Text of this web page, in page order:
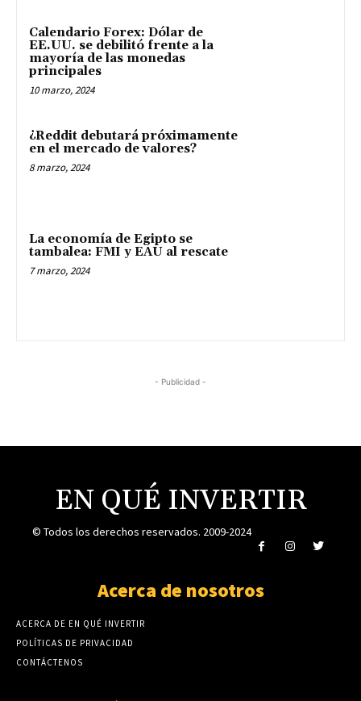
Calendario Forex: Dólar de
EE.UU. se debilitó frente a la
mayoría de las monedas
principales
10 marzo, 2024
¿Reddit debutará próximamente
en el mercado de valores?
8 marzo, 2024
La economía de Egipto se
tambalea: FMI y EAU al rescate
7 marzo, 2024
- Publicidad -
EN QUÉ INVERTIR
© Todos los derechos reservados. 2009-2024
Acerca de nosotros
ACERCA DE EN QUÉ INVERTIR
POLÍTICAS DE PRIVACIDAD
CONTÁCTENOS